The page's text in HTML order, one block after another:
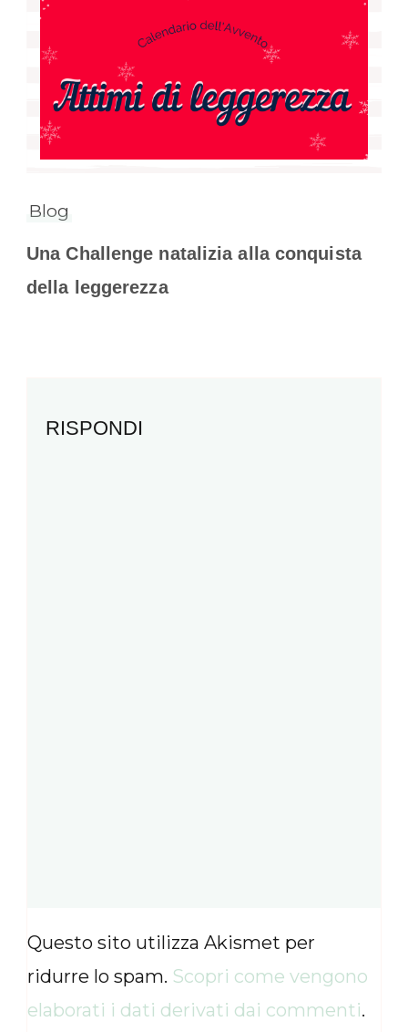
Blog
Una Challenge natalizia alla conquista
della leggerezza
RISPONDI
Questo sito utilizza Akismet per
ridurre lo spam. Scopri come vengono
elaborati i dati derivati dai commenti.